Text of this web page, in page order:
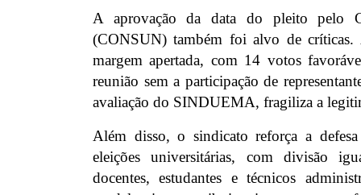
A aprovação da data do pleito pelo
(CONSUN) também foi alvo de críticas.
margem apertada, com 14 votos
reunião sem a participação de
avaliação do SINDUEMA, fragiliza a
Além disso, o sindicato reforça a
eleições universitárias, com divisão
docentes, estudantes e técnicos